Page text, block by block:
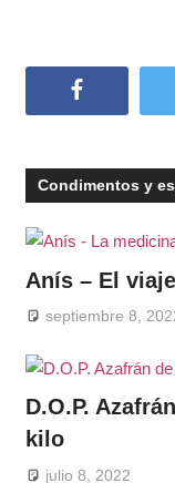
Condimentos y
Anís – El
septiembre 8,
D.O.P.
kilo
julio 8, 2022